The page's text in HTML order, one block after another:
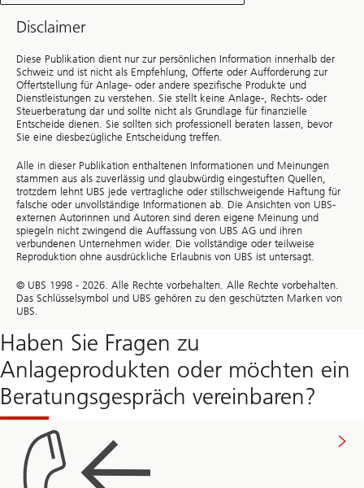
Disclaimer
Diese Publikation dient nur zur persönlichen Information innerhalb der
Schweiz und ist nicht als Empfehlung, Offerte oder Aufforderung zur
Offertstellung für Anlage- oder andere spezifische Produkte und
Dienstleistungen zu verstehen. Sie stellt keine Anlage-, Rechts- oder
Steuerberatung dar und sollte nicht als Grundlage für finanzielle
Entscheide dienen. Sie sollten sich professionell beraten lassen, bevor
Sie eine diesbezügliche Entscheidung treffen.
Alle in dieser Publikation enthaltenen Informationen und Meinungen
stammen aus als zuverlässig und glaubwürdig eingestuften Quellen,
trotzdem lehnt UBS jede vertragliche oder stillschweigende Haftung für
falsche oder unvollständige Informationen ab. Die Ansichten von UBS-
externen Autorinnen und Autoren sind deren eigene Meinung und
spiegeln nicht zwingend die Auffassung von UBS AG und ihren
verbundenen Unternehmen wider. Die vollständige oder teilweise
Reproduktion ohne ausdrückliche Erlaubnis von UBS ist untersagt.
© UBS 1998 - 2026. Alle Rechte vorbehalten. Alle Rechte vorbehalten.
Das Schlüsselsymbol und UBS gehören zu den geschützten Marken von
UBS.
Haben Sie Fragen zu
Anlageprodukten oder möchten ein
Beratungsgespräch vereinbaren?